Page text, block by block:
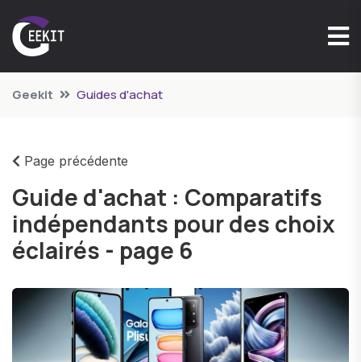
Geekit Guides d'achat
Page précédente
Guide d'achat : Comparatifs
indépendants pour des choix
éclairés - page 6